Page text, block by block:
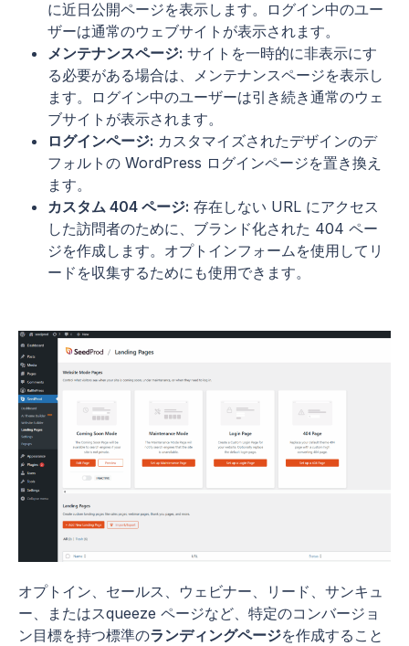
に近日公開ページを表示します。ログイン中のユー
ザーは通常のウェブサイトが表示されます。
メンテナンスページ: サイトを一時的に非表示にす
る必要がある場合は、メンテナンスページを表示し
ます。ログイン中のユーザーは引き続き通常のウェ
ブサイトが表示されます。
ログインページ: カスタマイズされたデザインのデ
フォルトの WordPress ログインページを置き換え
ます。
カスタム 404 ページ: 存在しない URL にアクセス
した訪問者のために、ブランド化された 404 ペー
ジを作成します。オプトインフォームを使用してリ
ードを収集するためにも使用できます。
オプトイン、セールス、ウェビナー、リード、サンキュ
ー、またはスqueeze ページなど、特定のコンバージョ
ン目標を持つ標準のランディングページを作成すること